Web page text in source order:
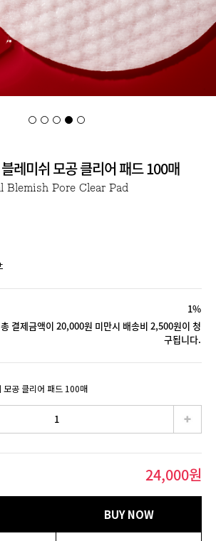
레미쉬 모공 클리어 패드 100매
Blemish Pore Clear Pad
1%
총 결제금액이 20,000원 미만시 배송비 2,500원이 청
구됩니다.
모공 클리어 패드 100매
24,000원
BUY NOW